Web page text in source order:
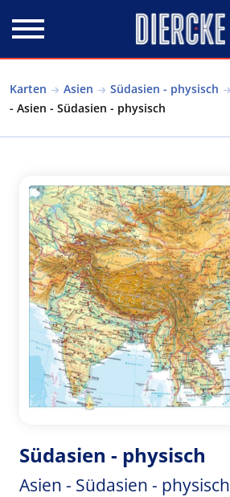
Karten Asien Südasien - physisch
- Asien - Südasien - physisch
Südasien - physisch
Asien - Südasien - physisch